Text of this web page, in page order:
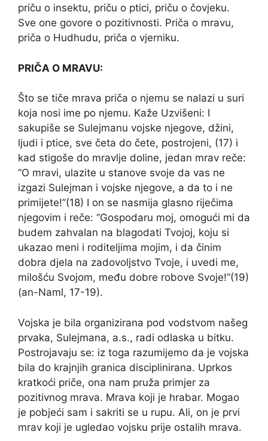
priču o insektu, priču o ptici, priču o čovjeku.
Sve one govore o pozitivnosti. Priča o mravu,
priča o Hudhudu, priča o vjerniku.
PRIČA O MRAVU:
Što se tiče mrava priča o njemu se nalazi u suri
koja nosi ime po njemu. Kaže Uzvišeni: I
sakupiše se Sulejmanu vojske njegove, džini,
ljudi i ptice, sve četa do čete, postrojeni, (17) i
kad stigoše do mravlje doline, jedan mrav reče:
“O mravi, ulazite u stanove svoje da vas ne
izgazi Sulejman i vojske njegove, a da to i ne
primijete!”(18) I on se nasmija glasno riječima
njegovim i reče: “Gospodaru moj, omogući mi da
budem zahvalan na blagodati Tvojoj, koju si
ukazao meni i roditeljima mojim, i da činim
dobra djela na zadovoljstvo Tvoje, i uvedi me,
milošću Svojom, među dobre robove Svoje!”(19)
(an-Naml, 17-19).
Vojska je bila organizirana pod vodstvom našeg
prvaka, Sulejmana, a.s., radi odlaska u bitku.
Postrojavaju se: iz toga razumijemo da je vojska
bila do krajnjih granica disciplinirana. Uprkos
kratkoći priče, ona nam pruža primjer za
pozitivnog mrava. Mrava koji je hrabar. Mogao
je pobjeći sam i sakriti se u rupu. Ali, on je prvi
mrav koji je ugledao vojsku prije ostalih mrava.